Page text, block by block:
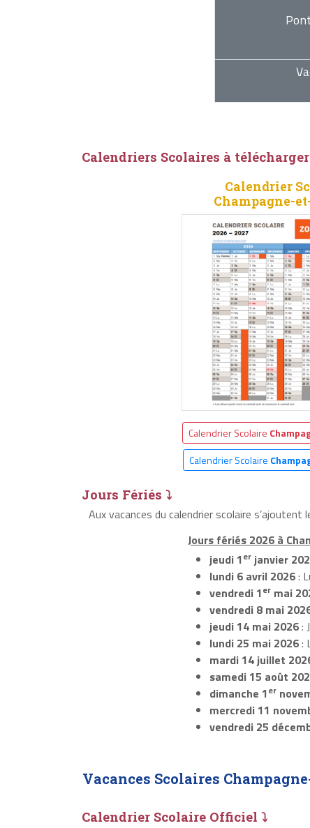
Pont
Calendriers Scolaires à
Calendrier
Champagne-
Calendrier Scolaire
Calendrier Scolaire
Jours Fériés ⤵
Aux vacances du calendrier scolaire
Jours fériés 2026 à
jeudi 1erjanvier
lundi 6 avril 2026:
vendredi 1ermai
vendredi 8 mai
jeudi 14 mai 2026:
lundi 25 mai 2026:
mardi 14 juillet
samedi 15 août
dimanche 1er
mercredi 11
vendredi 25
Vacances Scolaires
Calendrier Scolaire Officiel ⤵